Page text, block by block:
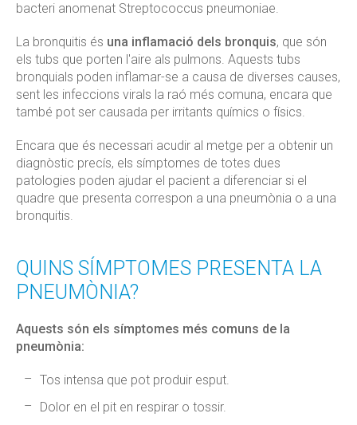
bacteri anomenat Streptococcus pneumoniae.
La bronquitis és una inflamació dels bronquis, que són
els tubs que porten l'aire als pulmons. Aquests tubs
bronquials poden inflamar-se a causa de diverses causes,
sent les infeccions virals la raó més comuna, encara que
també pot ser causada per irritants químics o físics.
Encara que és necessari acudir al metge per a obtenir un
diagnòstic precís, els símptomes de totes dues
patologies poden ajudar el pacient a diferenciar si el
quadre que presenta correspon a una pneumònia o a una
bronquitis.
QUINS SÍMPTOMES PRESENTA LA
PNEUMÒNIA?
Aquests són els símptomes més comuns de la
pneumònia:
Tos intensa que pot produir esput.
Dolor en el pit en respirar o tossir.